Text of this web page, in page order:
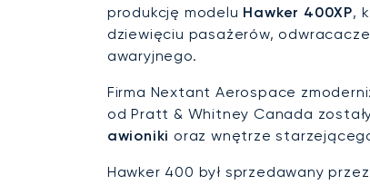
produkcję modelu Hawker 400XP,
dziewięciu pasażerów,
awaryjnego.
Firma Nextant Aerospace
od Pratt & Whitney Canada
awioniki oraz wnętrze
Hawker 400 był sprzedawany